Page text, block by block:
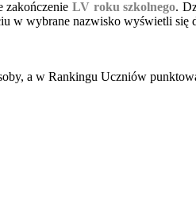
zakończenie LV roku szkolnego.
w wybrane nazwisko wyświetli
a w Rankingu Uczniów